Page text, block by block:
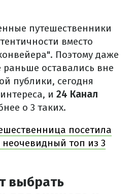
путешественники
вместо
Поэтому даже
раньше оставались вне
публики, сегодня
и 24 Канал
о 3 таких.
посетила
неочевидный топ из 3
выбрать